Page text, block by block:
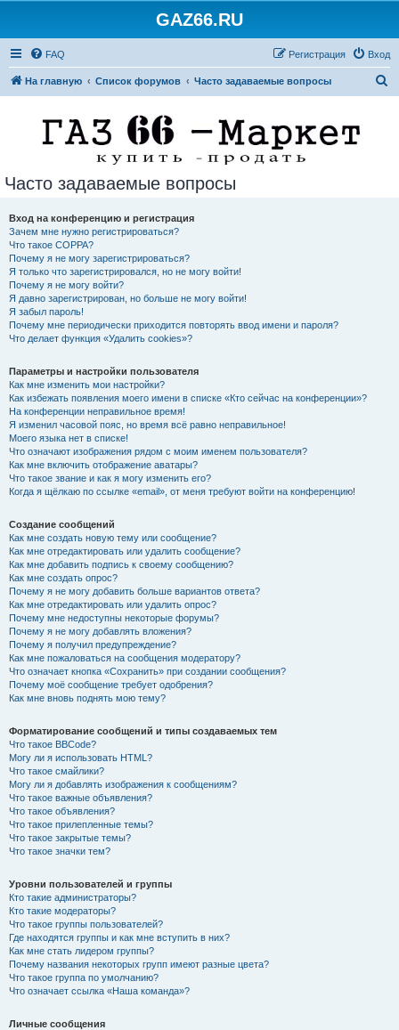
GAZ66.RU
FAQ Вход
Регистрация
На главную Список форумов Часто задаваемые вопросы
Часто задаваемые вопросы
Вход на конференцию и регистрация
Зачем мне нужно регистрироваться?
Что такое COPPA?
Почему я не могу зарегистрироваться?
Я только что зарегистрировался, но не могу войти!
Почему я не могу войти?
Я давно зарегистрирован, но больше не могу войти!
Я забыл пароль!
Почему мне периодически приходится повторять ввод имени и пароля?
Что делает функция «Удалить cookies»?
Параметры и настройки пользователя
Как мне изменить мои настройки?
Как избежать появления моего имени в списке «Кто сейчас на конференции»?
На конференции неправильное время!
Я изменил часовой пояс, но время всё равно неправильное!
Моего языка нет в списке!
Что означают изображения рядом с моим именем пользователя?
Как мне включить отображение аватары?
Что такое звание и как я могу изменить его?
Когда я щёлкаю по ссылке «email», от меня требуют войти на конференцию!
Создание сообщений
Как мне создать новую тему или сообщение?
Как мне отредактировать или удалить сообщение?
Как мне добавить подпись к своему сообщению?
Как мне создать опрос?
Почему я не могу добавить больше вариантов ответа?
Как мне отредактировать или удалить опрос?
Почему мне недоступны некоторые форумы?
Почему я не могу добавлять вложения?
Почему я получил предупреждение?
Как мне пожаловаться на сообщения модератору?
Что означает кнопка «Сохранить» при создании сообщения?
Почему моё сообщение требует одобрения?
Как мне вновь поднять мою тему?
Форматирование сообщений и типы создаваемых тем
Что такое BBCode?
Могу ли я использовать HTML?
Что такое смайлики?
Могу ли я добавлять изображения к сообщениям?
Что такое важные объявления?
Что такое объявления?
Что такое прилепленные темы?
Что такое закрытые темы?
Что такое значки тем?
Уровни пользователей и группы
Кто такие администраторы?
Кто такие модераторы?
Что такое группы пользователей?
Где находятся группы и как мне вступить в них?
Как мне стать лидером группы?
Почему названия некоторых групп имеют разные цвета?
Что такое группа по умолчанию?
Что означает ссылка «Наша команда»?
Личные сообщения